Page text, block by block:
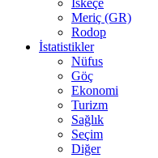
Meriç (GR)
Rodop
İstatistikler
Nüfus
Göç
Ekonomi
Turizm
Sağlık
Seçim
Diğer